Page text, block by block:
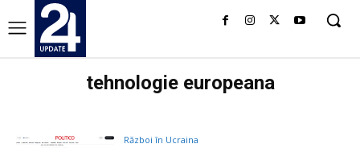
tehnologie europeana
Război în Ucraina